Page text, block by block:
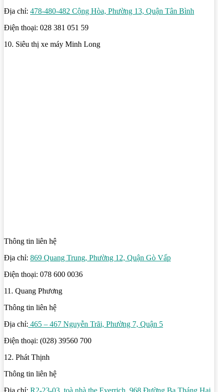
Địa chỉ: 478-480-482 Cộng Hòa, Phường 13, Quận Tân Bình
Điện thoại: 028 381 051 59
10. Siêu thị xe máy Minh Long
Thông tin liên hệ
Địa chỉ: 869 Quang Trung, Phường 12, Quận Gò Vấp
Điện thoại: 078 600 0036
11. Quang Phương
Thông tin liên hệ
Địa chỉ: 465 – 467 Nguyễn Trãi, Phường 7, Quận 5
Điện thoại: (028) 39560 700
12. Phát Thịnh
Thông tin liên hệ
Địa chỉ: R2-23-03, toà nhà the Everrich, 968 Đường Ba Tháng Hai,